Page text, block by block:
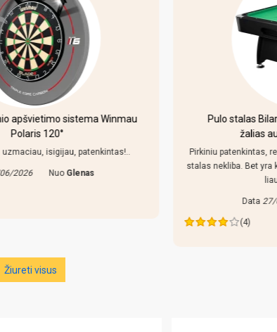
sistema Winmau
patenkintas!..
Glenas
Pulo stalas Bilaro Winner 7
žalias audinys su
Pirkiniu patenkintas, reguliuojamso
stalas nekliba. Bet yra keletas
liaudiskai tariant
27/05/2026
(4)
Žiureti visus